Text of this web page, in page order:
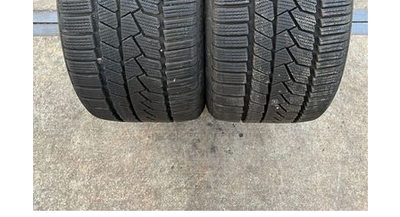
Doppelt antippen zum
vergrößern